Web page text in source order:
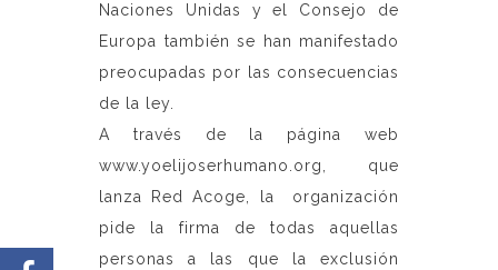
Naciones Unidas y el Consejo de
Europa también se han manifestado
preocupadas por las consecuencias
de la ley.
A través de la página web
www.yoelijoserhumano.org
, que
lanza Red Acoge, la organización
pide la firma de todas aquellas
personas a las que la exclusión